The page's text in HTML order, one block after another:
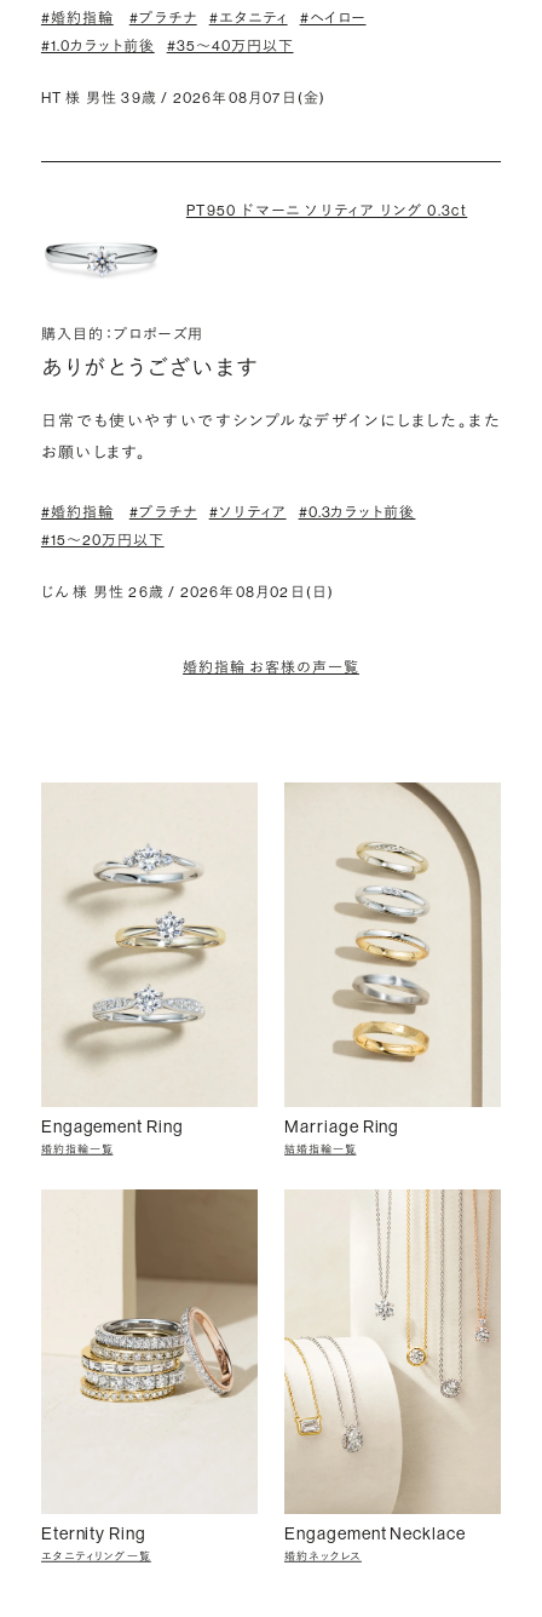
#婚約指輪 #プラチナ #エタニティ
#ヘイロー
#1.0カラット前後
#35〜40万円以下
HT 様 男性 39歳 / 2026年08月07日(金)
PT950 ドマーニ ソリティア リング 0.3ct
購入目的：プロポーズ用
ありがとうございます
日常でも使いやすいですシンプルなデザインにしました。また
お願いします。
#婚約指輪 #プラチナ #ソリティア
#0.3カラット前後
#15〜20万円以下
じん 様 男性 26歳 / 2026年08月02日(日)
婚約指輪 お客様の声一覧
Engagement Ring
婚約指輪一覧
Marriage Ring
結婚指輪一覧
Eternity Ring
エタニティリング一覧
Engagement Necklace
婚約ネックレス